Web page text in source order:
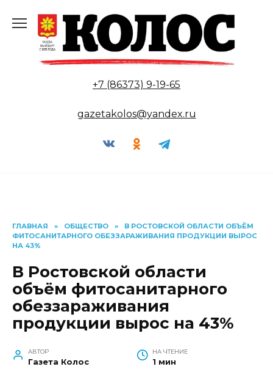
содержанию
+7 (86373) 9-19-65
gazetakolos@yandex.ru
ГЛАВНАЯ » ОБЩЕСТВО »
В РОСТОВСКОЙ ОБЛАСТИ ОБЪЁМ
ФИТОСАНИТАРНОГО ОБЕЗЗАРАЖИВАНИЯ ПРОДУКЦИИ ВЫРОС
НА 43%
В Ростовской области
объём фитосанитарного
обеззараживания
продукции вырос на 43%
АВТОР
Газета Колос
НА ЧТЕНИЕ
1 мин